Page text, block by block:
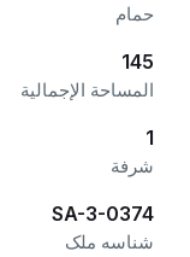
حمام
145
المساحة الإجمالية
1
شرفة
SA-3-0374
شناسه ملک